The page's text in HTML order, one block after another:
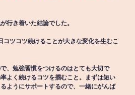
行き着いた結論でした。
コツコツ続けることが大きな変化を生むこ
、勉強習慣をつけるのはとても大切で
よく続けるコツを掴むこと。まずは短い
ようにサポートするので、一緒にがんば